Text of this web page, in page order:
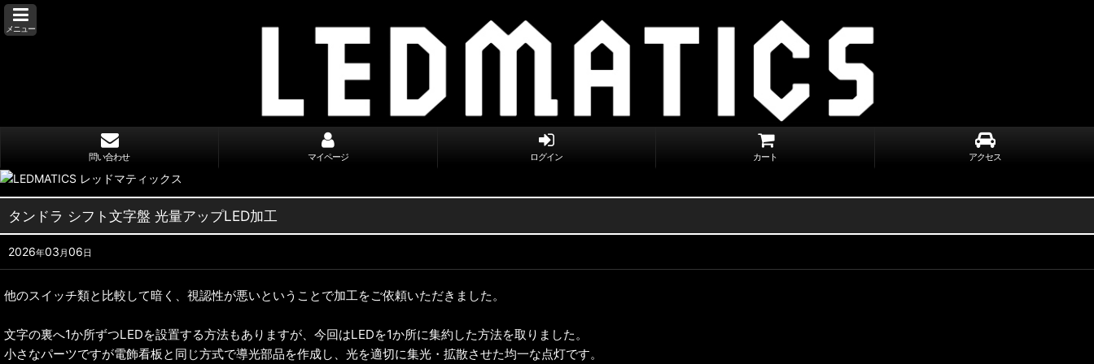
メニュー
問い合わせ マイページ ログイン カート アクセス
タンドラ シフト文字盤 光量アップLED加工
2026年03 月 06 日
他のスイッチ類と比較して暗く、視認性が悪いということで加工をご依頼いただきました。
文字の裏へ1か所ずつLEDを設置する方法もありますが、今回はLEDを1か所に集約した方法を取りました。
小さなパーツですが電飾看板と同じ方式で導光部品を作成し、光を適切に集光・拡散させた均一な点灯です。